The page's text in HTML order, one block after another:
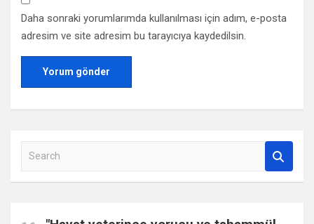
Daha sonraki yorumlarımda kullanılması için adım, e-posta
adresim ve site adresim bu tarayıcıya kaydedilsin.
a
c